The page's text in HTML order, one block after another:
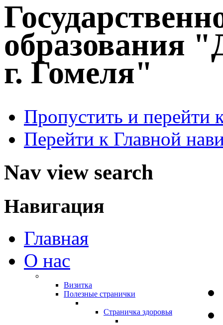
образования
г. Гомеля"
Пропустить и перейти
Перейти к Главной
Nav view search
Навигация
Главная
О нас
Визитка
Полезные странички
Страничка здоровья